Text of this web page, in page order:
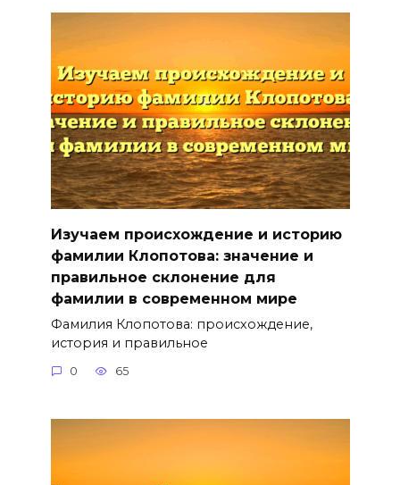
Изучаем происхождение и историю
фамилии Клопотова: значение и
правильное склонение для
фамилии в современном мире
Фамилия Клопотова: происхождение,
история и правильное
0 65